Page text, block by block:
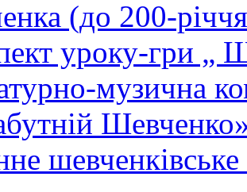
(до 200-
уроку-гри „
музична